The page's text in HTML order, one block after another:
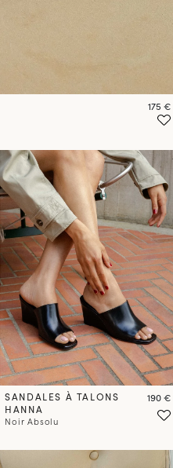
Prix
175 €
PRÉCOMMANDER
SANDALES À TALONS
HANNA
Noir Absolu
Prix
190 €